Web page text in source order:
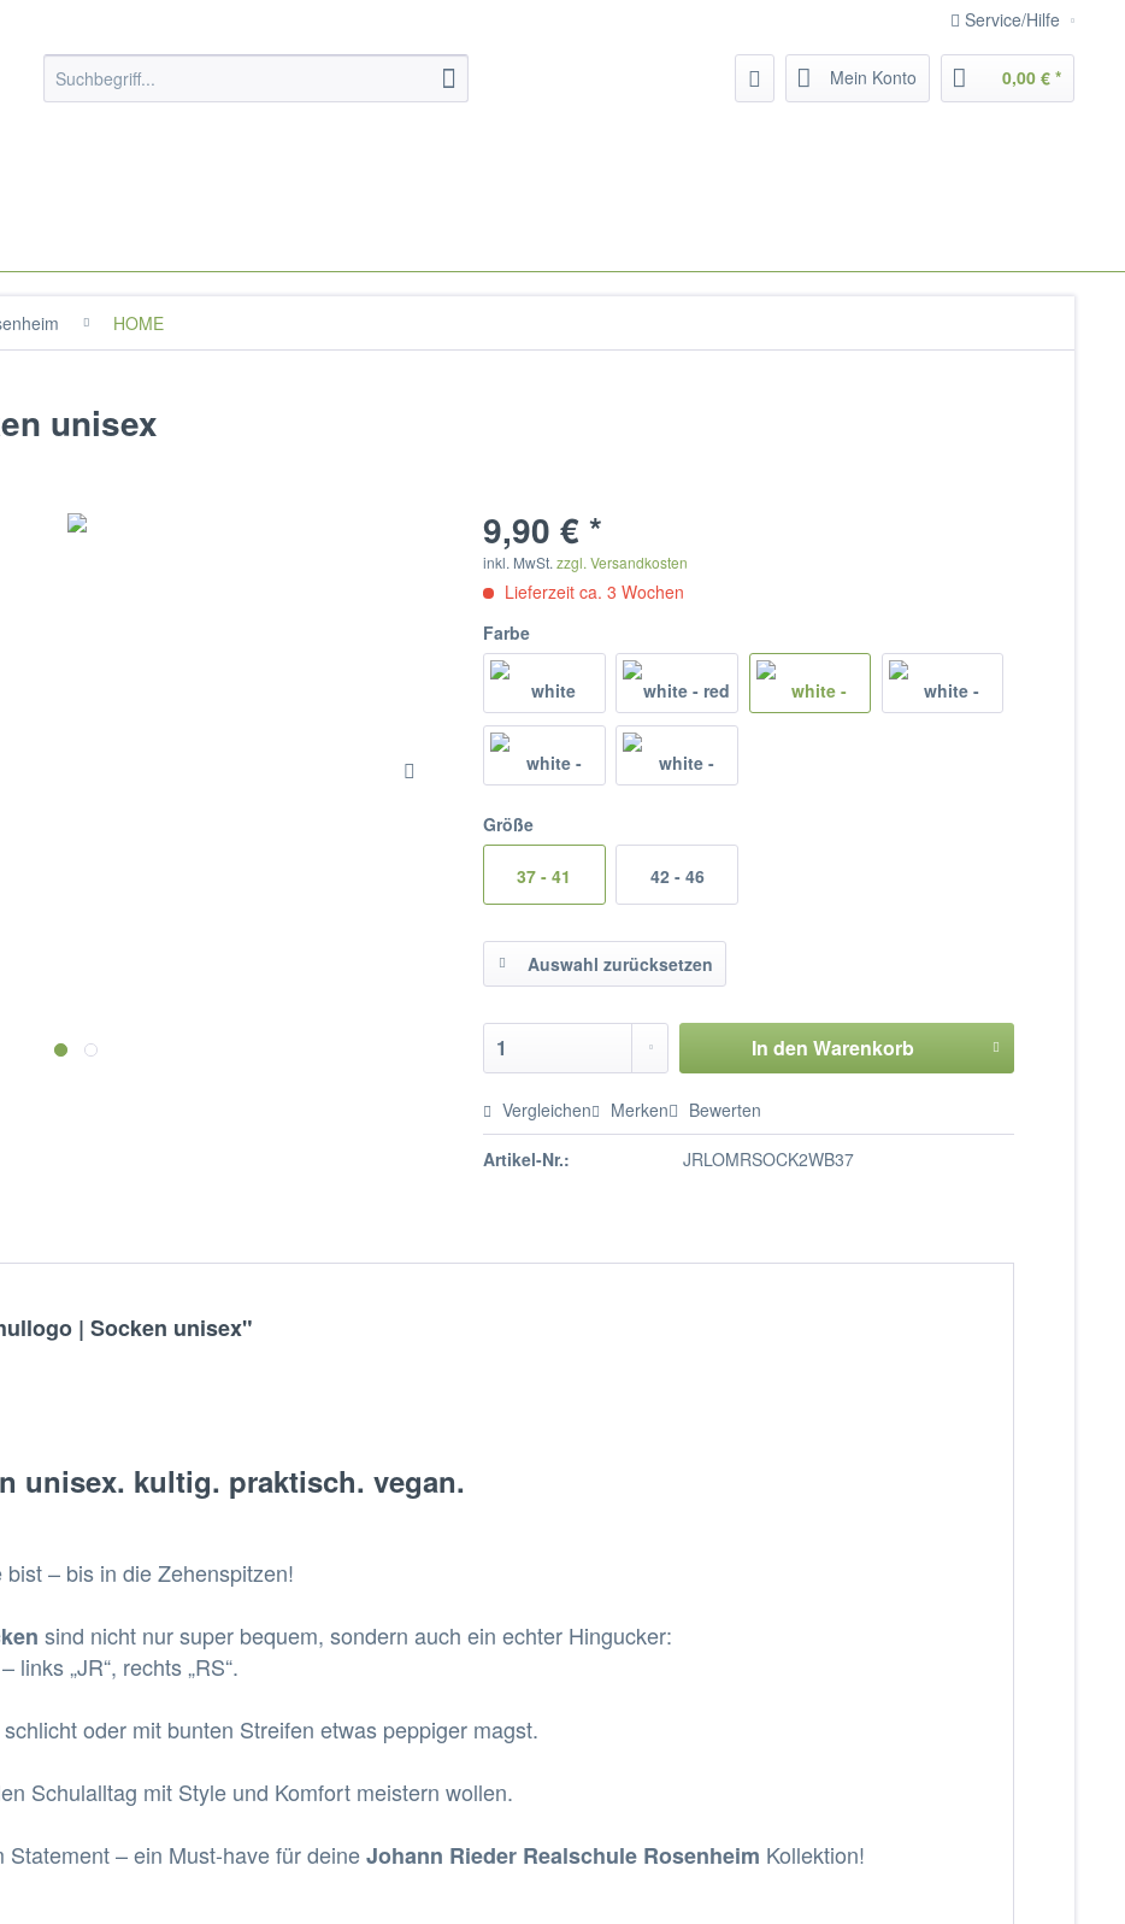
Service/Hilfe
Mein Konto 0,00 € *
HOME
unisex
9,90 € *
inkl. MwSt.zzgl. Versandkosten
Lieferzeit ca. 3 Wochen
Farbe
Größe
37 - 41 42 - 46
Auswahl zurücksetzen
In den Warenkorb
Vergleichen Merken Bewerten
Artikel-Nr.: JRLOMRSOCK2WB37
| Socken unisex"
unisex. kultig. praktisch. vegan.
– bis in die Zehenspitzen!
sind nicht nur super bequem, sondern auch ein echter Hingucker:
„JR“, rechts „RS“.
oder mit bunten Streifen etwas peppiger magst.
Schulalltag mit Style und Komfort meistern wollen.
– ein Must-have für deineJohann Rieder Realschule Rosenheim Kollektion!